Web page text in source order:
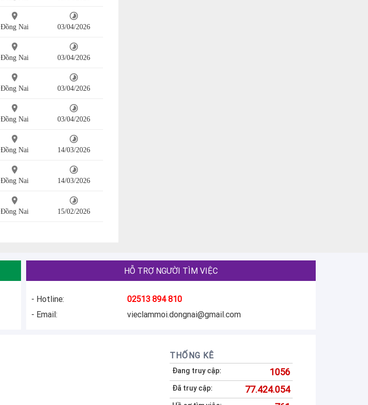
Đồng Nai 03/04/2026
Đồng Nai 03/04/2026
Đồng Nai 03/04/2026
Đồng Nai 03/04/2026
Đồng Nai 14/03/2026
Đồng Nai 14/03/2026
Đồng Nai 15/02/2026
HỖ TRỢ NGƯỜI TÌM VIỆC
- Hotline:
02513 894 810
- Email:
vieclammoi.dongnai@gmail.com
THỐNG KÊ
Đang truy cập: 1056
Đã truy cập: 77.424.054